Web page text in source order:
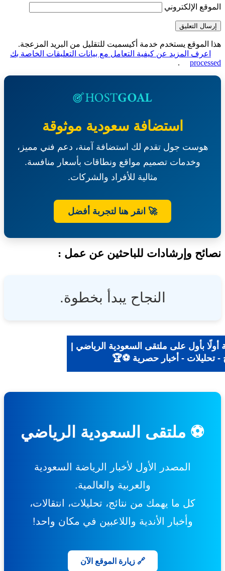
الإلكتروني
يستخدم خدمة أكيسميت للتقليل من البريد المزعجة.
المزيد عن كيفية التعامل مع بيانات التعليقات الخاصة بك
.
استضافة سعودية موثوقة
هوست جول تقدم لك استضافة آمنة، دعم فني مميز،
وخدمات تصميم مواقع ونطاقات بأسعار منافسة.
مثالية للأفراد والشركات.
🚀 انقر هنا لتجربة أفضل
وإرشادات للباحثين عن عمل :
النجاح يبدأ بخطوة.
بأول على ملتقى السعودية الرياضي |
- تحليلات - أخبار حصرية ⚽🏆
⚽ ملتقى السعودية الرياضي
المصدر الأول لأخبار الرياضة السعودية
والعربية والعالمية.
كل ما يهمك من نتائج، تحليلات، انتقالات،
وأخبار الأندية واللاعبين في مكان واحد!
🔗 زيارة الموقع الآن